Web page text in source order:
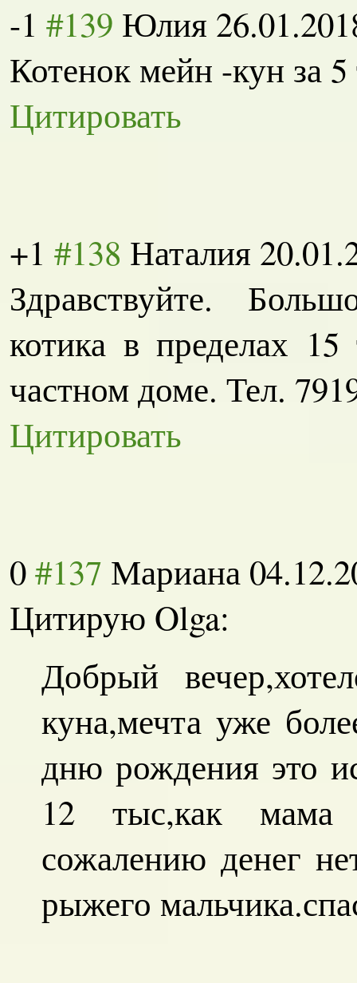
-1 #139 Юлия
Котенок мейн -кун за
Цитировать
+1 #138 Наталия
Здравствуйте.
котика в пределах
частном доме. Тел.
Цитировать
0#137 Мариана
Цитирую Olga:
Добрый
куна,мечта уже
дню рождения это
12 тыс,как
сожалению денег
рыжего